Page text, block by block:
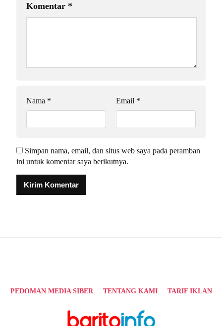
Komentar *
Nama * Email *
Simpan nama, email, dan situs web saya pada peramban
ini untuk komentar saya berikutnya.
PEDOMAN MEDIA SIBER TENTANG KAMI TARIF IKLAN